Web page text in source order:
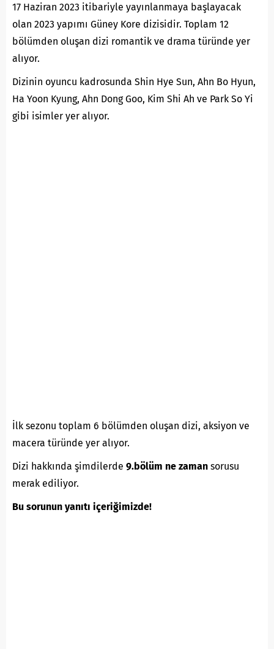
17 Haziran 2023 itibariyle yayınlanmaya başlayacak
olan 2023 yapımı Güney Kore dizisidir. Toplam 12
bölümden oluşan dizi romantik ve drama türünde yer
alıyor.
Dizinin oyuncu kadrosunda Shin Hye Sun, Ahn Bo Hyun,
Ha Yoon Kyung, Ahn Dong Goo, Kim Shi Ah ve Park So Yi
gibi isimler yer alıyor.
İlk sezonu toplam 6 bölümden oluşan dizi, aksiyon ve
macera türünde yer alıyor.
Dizi hakkında şimdilerde 9.bölüm ne zaman sorusu
merak ediliyor.
Bu sorunun yanıtı içeriğimizde!